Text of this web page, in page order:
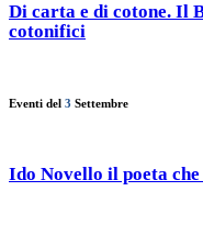
Di carta e di cotone. Il
cotonifici
Eventi del 3 Settembre
Ido Novello il poeta